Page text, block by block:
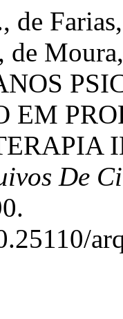
de
de
EM
De